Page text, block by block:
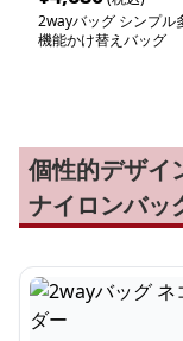
2wayバッグ シンプル
機能かけ替えバッグ
個性的デザイ
ナイロンバッ